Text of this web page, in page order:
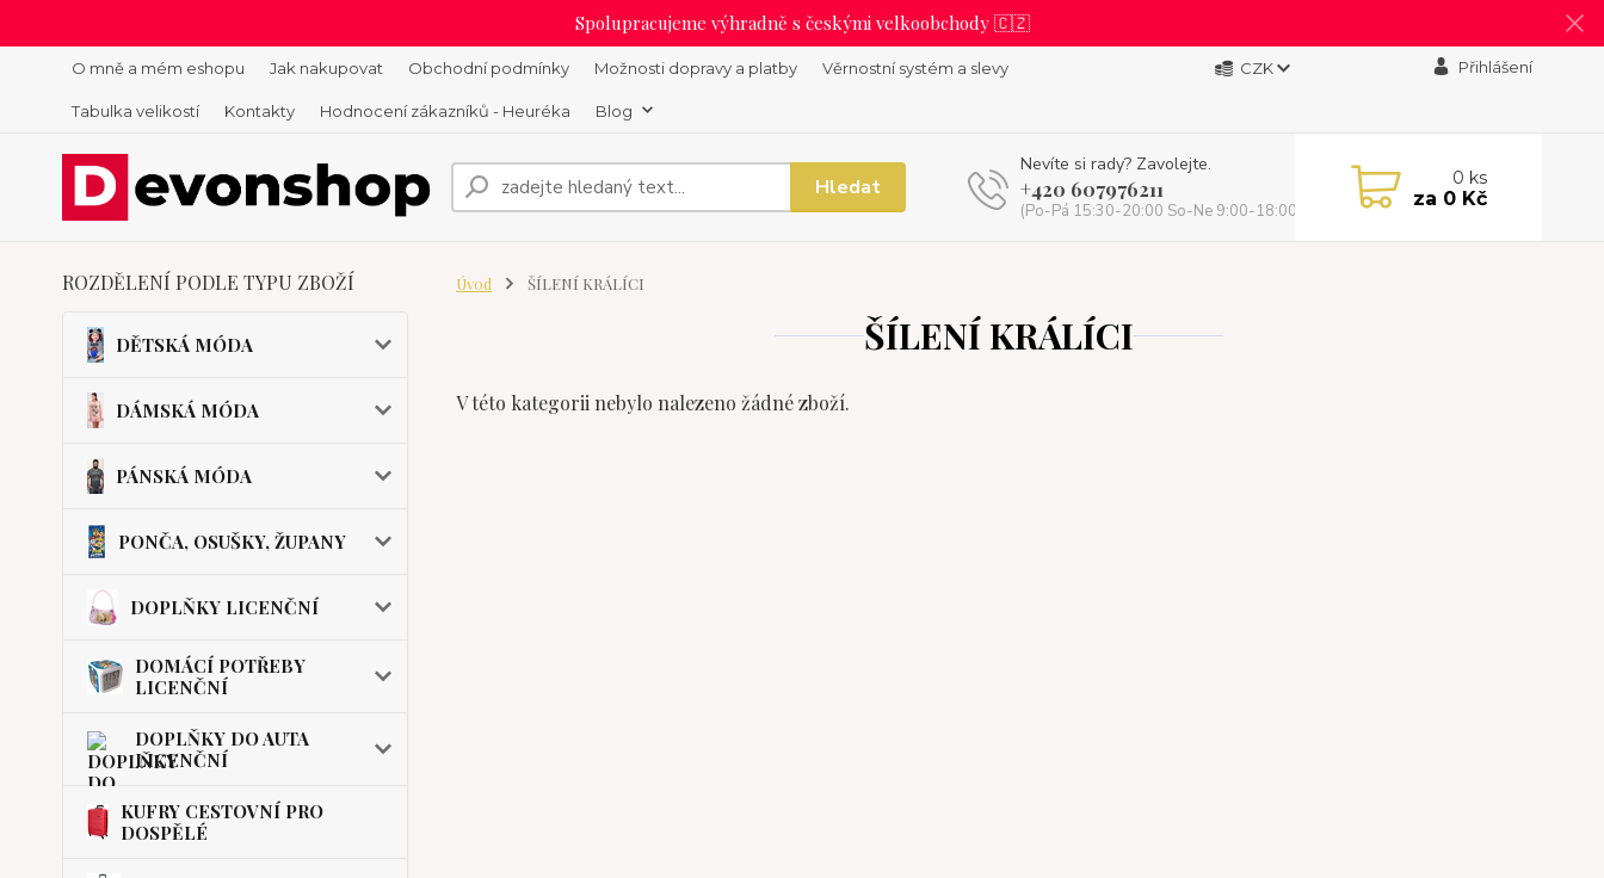
Spolupracujeme výhradně s českými velkoobchody 🇨🇿
O mně a mém eshopu Jak nakupovat Obchodní podmínky Možnosti dopravy a platby Věrnostní systém a slevy
Tabulka velikostí Kontakty Hodnocení zákazníků - Heuréka Blog
CZK Přihlášení
Hledat
Nevíte si rady? Zavolejte.
+420 607976211
(Po-Pá 15:30-20:00 So-Ne 9:00-18:00)
0 ks
za 0 Kč
ROZDĚLENÍ PODLE TYPU ZBOŽÍ
DĚTSKÁ MÓDA
DÁMSKÁ MÓDA
PÁNSKÁ MÓDA
PONČA, OSUŠKY, ŽUPANY
DOPLŇKY LICENČNÍ
DOMÁCÍ POTŘEBY
LICENČNÍ
DOPLŇKY DO AUTA
LICENČNÍ
KUFRY CESTOVNÍ PRO
DOSPĚLÉ
Úvod ŠÍLENÍ KRÁLÍCI
ŠÍLENÍ KRÁLÍCI
V této kategorii nebylo nalezeno žádné zboží.